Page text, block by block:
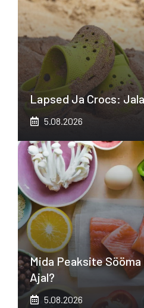
Lapsed Ja Crocs:
5.08.2026
Mida Peaksite
Ajal?
5.08.2026